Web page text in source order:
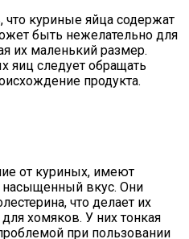
что куриные яйца содержат
быть нежелательно для
их маленький размер.
яиц следует обращать
продукта.
от куриных, имеют
вкус. Они
что делает их
хомяков. У них тонкая
при пользовании